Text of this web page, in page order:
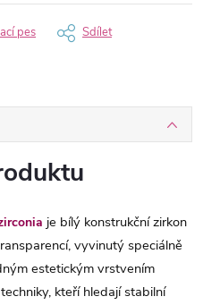
pes Sdílet
je bílý konstrukční zirkon
vyvinutý speciálně
estetickým vrstvením
kteří hledají stabilní